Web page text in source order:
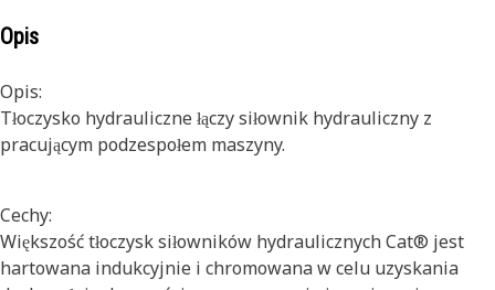
Opis
Opis:
Tłoczysko hydrauliczne łączy siłownik hydrauliczny z
pracującym podzespołem maszyny.
Cechy:
Większość tłoczysk siłowników hydraulicznych Cat® jest
hartowana indukcyjnie i chromowana w celu uzyskania